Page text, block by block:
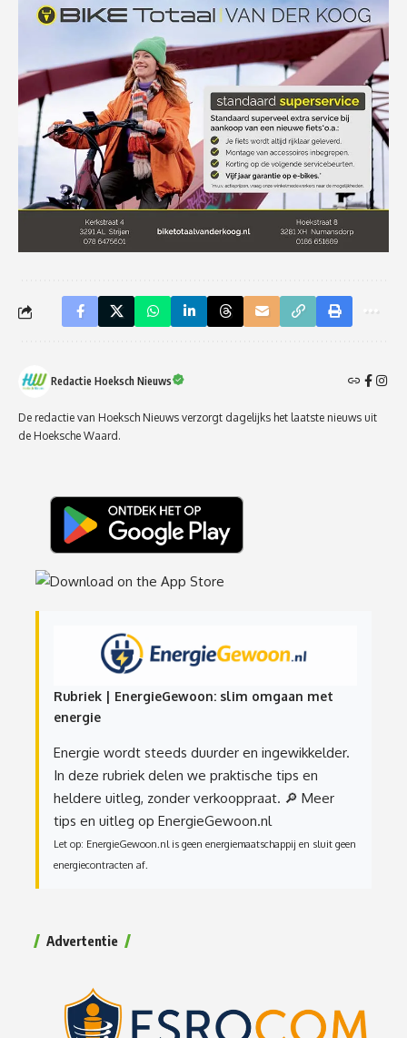
Redactie Hoeksch Nieuws
De redactie van Hoeksch Nieuws verzorgt dagelijks het laatste nieuws uit
de Hoeksche Waard.
Rubriek | EnergieGewoon: slim omgaan met
energie
Energie wordt steeds duurder en ingewikkelder.
In deze rubriek delen we praktische tips en
heldere uitleg, zonder verkooppraat. 🔎 Meer
tips en uitleg op EnergieGewoon.nl
Let op: EnergieGewoon.nl is geen energiemaatschappij en sluit geen
energiecontracten af.
Advertentie